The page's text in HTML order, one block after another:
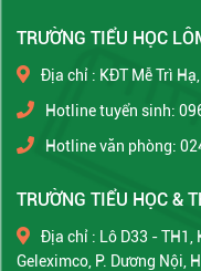
TRƯỜNG TIỂU HỌC
Địa chỉ : KĐT Mễ Trì
Hotline tuyển sinh:
Hotline văn phòng:
TRƯỜNG TIỂU HỌC &
Địa chỉ : Lô D33 - TH1,
Geleximco, P. Dương Nội,